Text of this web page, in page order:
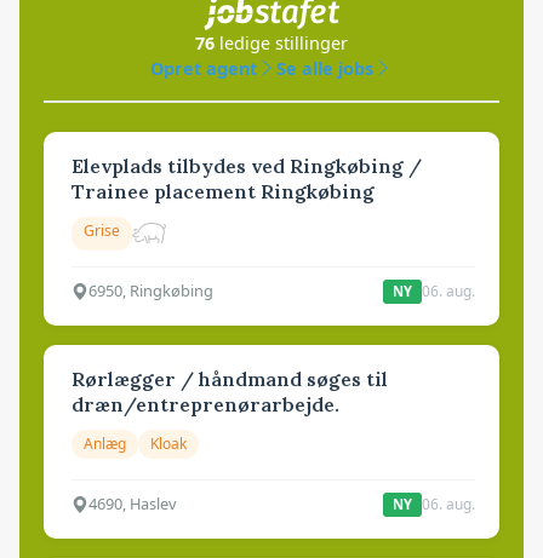
76 ledige stillinger
Opret agent
Se alle jobs
Elevplads tilbydes ved Ringkøbing /
Trainee placement Ringkøbing
Grise
6950, Ringkøbing NY 06. aug.
Rørlægger / håndmand søges til
dræn/entreprenørarbejde.
Anlæg Kloak
4690, Haslev NY 06. aug.